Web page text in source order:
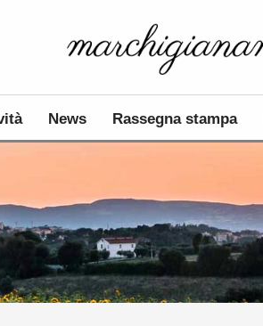
News Rassegna stampa